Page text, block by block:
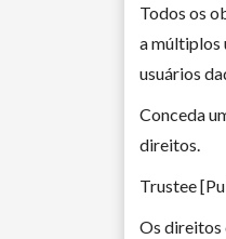
Todos os
a múltiplos
usuários
Conceda
direitos.
Trustee
Os direitos